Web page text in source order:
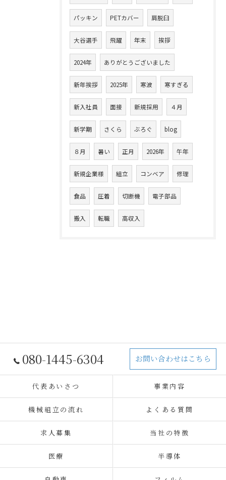
パッキン PETカバー 肩脱臼
大谷選手 飛躍 年末 挨拶
2024年 ありがとうございました
新年挨拶 2025年 寒波 寒すぎる
新入社員 面接 新規採用 ４月
新学期 さくら ぶろぐ blog
８月 暑い 正月 2026年 午年
新規企業様 組立 コンベア 修理
食品 圧着 切断機 電子部品
搬入 転職 高収入
080-1445-6304 お問い合わせはこちら
代表あいさつ 事業内容
機械組立の流れ よくある質問
求人募集 当社の特徴
医療 半導体